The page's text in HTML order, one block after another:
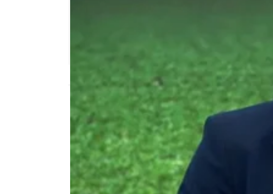
Publicado: 04 de julio de 2024, 12:55
Los seguidores de 'E l Chiringuito de
noche quedirige y presenta Josep
nueva cita con la selección española
previamente con 'La Cuenta Atrás'